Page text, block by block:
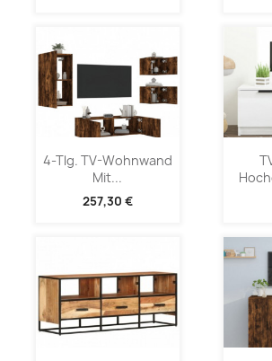
4-Tlg. TV-Wohnwand
Mit...
257,30 €